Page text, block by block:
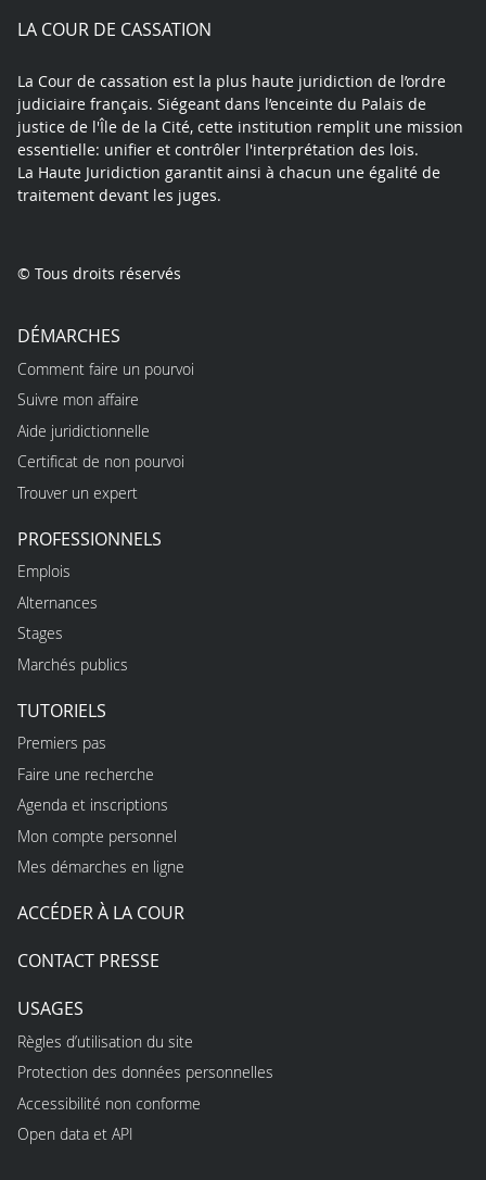
LA COUR DE CASSATION
La Cour de cassation est la plus haute juridiction de l’ordre
judiciaire français. Siégeant dans l’enceinte du Palais de
justice de l'Île de la Cité, cette institution remplit une mission
essentielle: unifier et contrôler l'interprétation des lois.
La Haute Juridiction garantit ainsi à chacun une égalité de
traitement devant les juges.
© Tous droits réservés
DÉMARCHES
Comment faire un pourvoi
Suivre mon affaire
Aide juridictionnelle
Certificat de non pourvoi
Trouver un expert
PROFESSIONNELS
Emplois
Alternances
Stages
Marchés publics
TUTORIELS
Premiers pas
Faire une recherche
Agenda et inscriptions
Mon compte personnel
Mes démarches en ligne
ACCÉDER À LA COUR
CONTACT PRESSE
USAGES
Règles d’utilisation du site
Protection des données personnelles
Accessibilité non conforme
Open data et API